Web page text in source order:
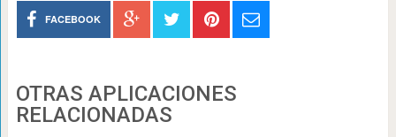
FACEBOOK
OTRAS APLICACIONES
RELACIONADAS